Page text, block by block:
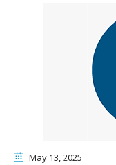
May 13, 2025